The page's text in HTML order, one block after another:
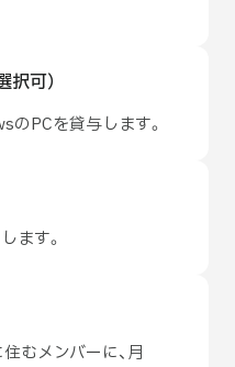
可）
のPCを貸与します。
ます。
むメンバーに、月